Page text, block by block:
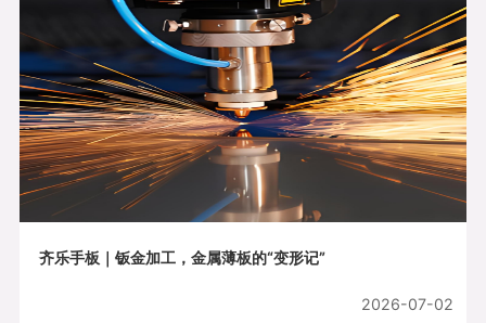
齐乐手板｜钣金加工，金属薄板的“变形记”
2026-07-02